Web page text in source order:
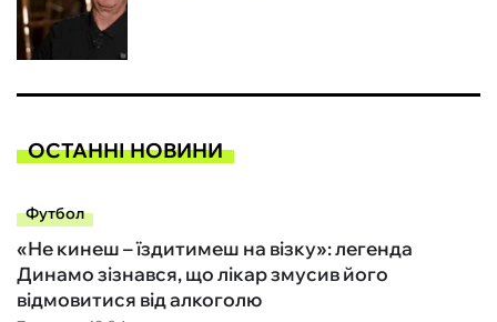
ОСТАННІ НОВИНИ
Футбол
«Не кинеш – їздитимеш на візку»: легенда
Динамо зізнався, що лікар змусив його
відмовитися від алкоголю